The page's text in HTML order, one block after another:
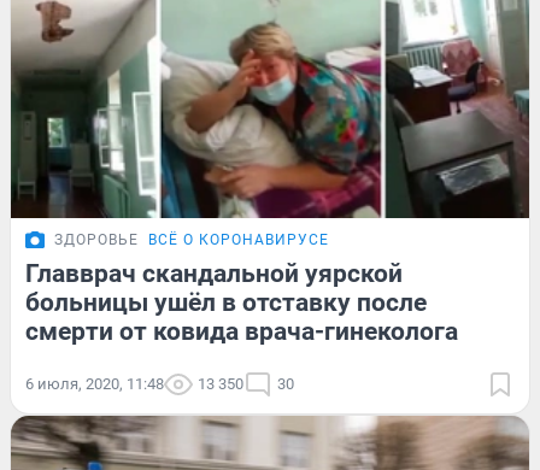
ЗДОРОВЬЕ ВСЁ О КОРОНАВИРУСЕ
Главврач скандальной уярской
больницы ушёл в отставку после
смерти от ковида врача-гинеколога
6 июля, 2020, 11:48 13 350 30